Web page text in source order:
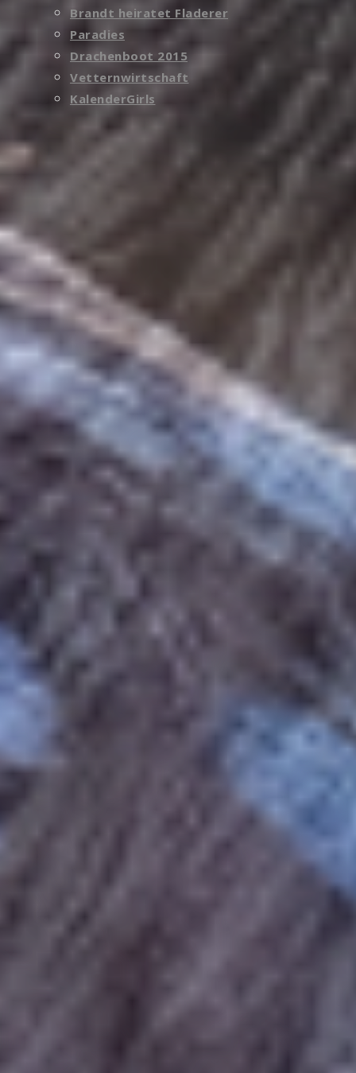
Brandt heiratet Fladerer
Paradies
Drachenboot 2015
Vetternwirtschaft
KalenderGirls